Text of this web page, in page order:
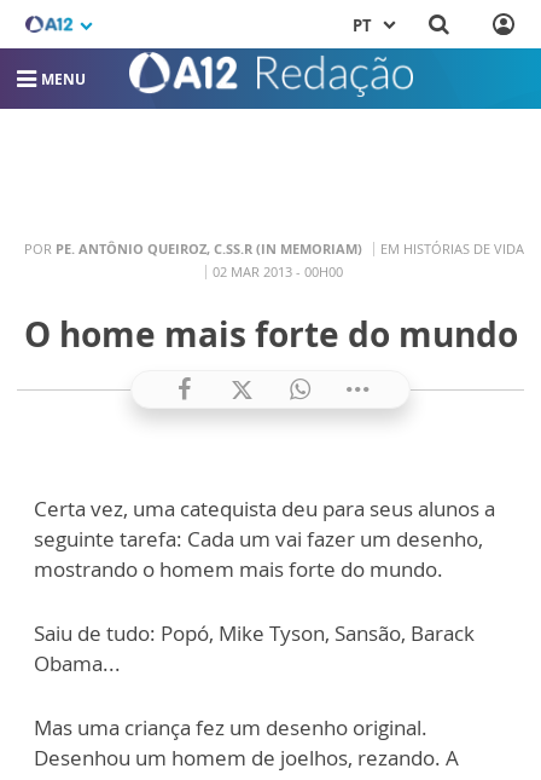
PT
MENU
POR PE. ANTÔNIO QUEIROZ, C.SS.R (IN MEMORIAM)
EM HISTÓRIAS DE VIDA
02 MAR 2013 - 00H00
O home mais forte do mundo
Certa vez, uma catequista deu para seus alunos a
seguinte tarefa: Cada um vai fazer um desenho,
mostrando o homem mais forte do mundo.
Saiu de tudo: Popó, Mike Tyson, Sansão, Barack
Obama...
Mas uma criança fez um desenho original.
Desenhou um homem de joelhos, rezando. A